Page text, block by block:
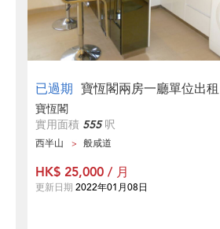
已過期 寶恆閣兩房一廳單位出租
寶恆閣
實用面積 555呎
西半山 般咸道
HK$ 25,000 / 月
更新日期 2022年01月08日